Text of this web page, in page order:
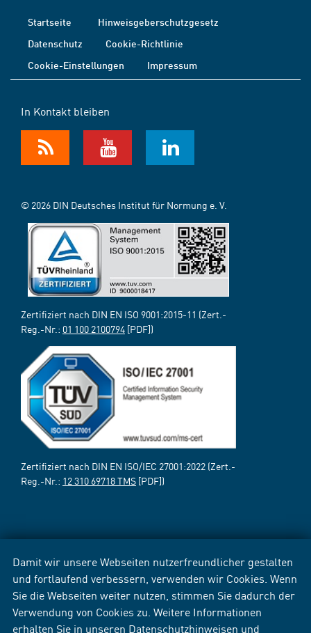
Damit wir unsere Webseiten nutzerfreundlicher gestalten
und fortlaufend verbessern, verwenden wir Cookies. Wenn
Sie die Webseiten weiter nutzen, stimmen Sie dadurch der
Verwendung von Cookies zu. Weitere Informationen
erhalten Sie in unseren Datenschutzhinweisen und
Startseite
Hinweisgeberschutzgesetz
Datenschutz
Cookie-Richtlinie
Cookie-Einstellungen
Impressum
In Kontakt bleiben
© 2026 DIN Deutsches Institut für Normung e. V.
Zertifiziert nach DIN EN ISO 9001:2015-11 (Zert.-
Reg.-Nr.: 01 100 2100794 [PDF])
Zertifiziert nach DIN EN ISO/IEC 27001:2022 (Zert.-
Reg.-Nr.: 12 310 69718 TMS [PDF])